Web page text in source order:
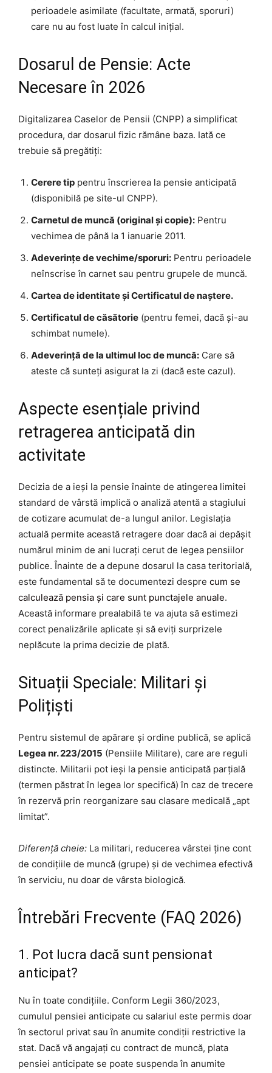
perioadele asimilate (facultate, armată, sporuri)
care nu au fost luate în calcul inițial.
Dosarul de Pensie: Acte
Necesare în 2026
Digitalizarea Caselor de Pensii (CNPP) a simplificat
procedura, dar dosarul fizic rămâne baza. Iată ce
trebuie să pregătiți:
Cerere tip pentru înscrierea la pensie anticipată
(disponibilă pe site-ul CNPP).
Carnetul de muncă (original și copie): Pentru
vechimea de până la 1 ianuarie 2011.
Adeverințe de vechime/sporuri: Pentru perioadele
neînscrise în carnet sau pentru grupele de muncă.
Cartea de identitate și Certificatul de naștere.
Certificatul de căsătorie (pentru femei, dacă și-au
schimbat numele).
Adeverință de la ultimul loc de muncă: Care să
ateste că sunteți asigurat la zi (dacă este cazul).
Aspecte esențiale privind
retragerea anticipată din
activitate
Decizia de a ieși la pensie înainte de atingerea limitei
standard de vârstă implică o analiză atentă a stagiului
de cotizare acumulat de-a lungul anilor. Legislația
actuală permite această retragere doar dacă ai depășit
numărul minim de ani lucrați cerut de legea pensiilor
publice. Înainte de a depune dosarul la casa teritorială,
este fundamental să te documentezi despre cum se
calculează pensia și care sunt punctajele anuale.
Această informare prealabilă te va ajuta să estimezi
corect penalizările aplicate și să eviți surprizele
neplăcute la prima decizie de plată.
Situații Speciale: Militari și
Polițiști
Pentru sistemul de apărare și ordine publică, se aplică
Legea nr. 223/2015 (Pensiile Militare), care are reguli
distincte. Militarii pot ieși la pensie anticipată parțială
(termen păstrat în legea lor specifică) în caz de trecere
în rezervă prin reorganizare sau clasare medicală „apt
limitat”.
Diferență cheie: La militari, reducerea vârstei ține cont
de condițiile de muncă (grupe) și de vechimea efectivă
în serviciu, nu doar de vârsta biologică.
Întrebări Frecvente (FAQ 2026)
1. Pot lucra dacă sunt pensionat
anticipat?
Nu în toate condițiile. Conform Legii 360/2023,
cumulul pensiei anticipate cu salariul este permis doar
în sectorul privat sau în anumite condiții restrictive la
stat. Dacă vă angajați cu contract de muncă, plata
pensiei anticipate se poate suspenda în anumite